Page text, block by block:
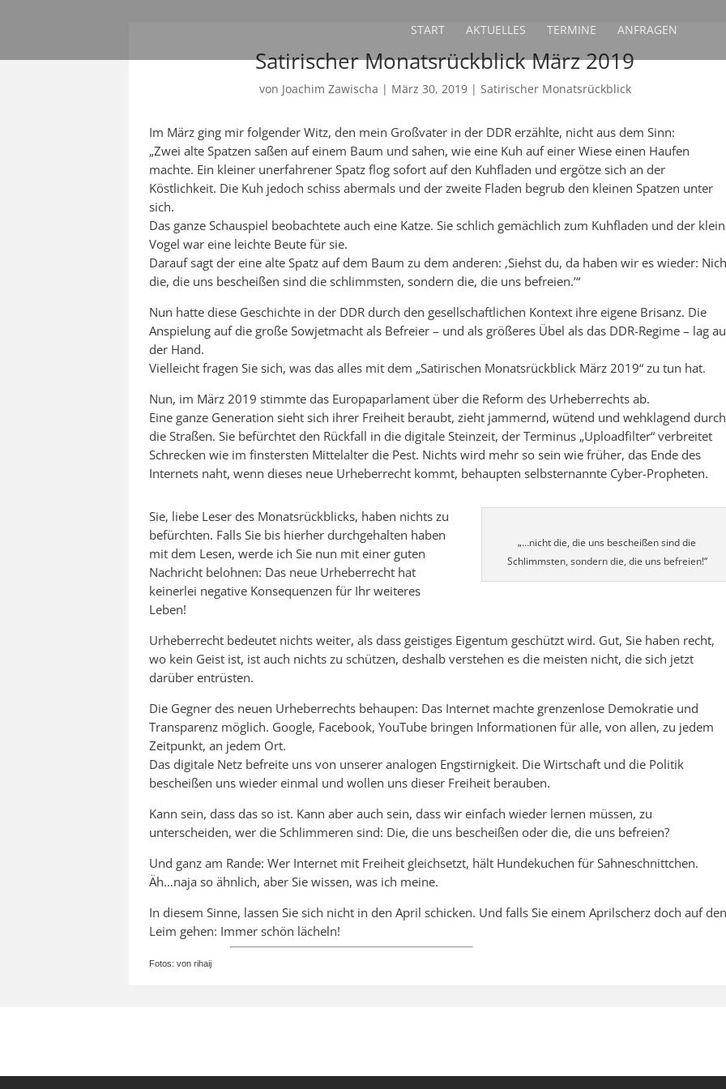
START AKTUELLES TERMINE ANFRAGEN
Satirischer Monatsrückblick März 2019
von Joachim Zawischa | März 30, 2019| Satirischer Monatsrückblick
Im März ging mir folgender Witz, den mein Großvater in der DDR erzählte, nicht aus dem Sinn:
„Zwei alte Spatzen saßen auf einem Baum und sahen, wie eine Kuh auf einer Wiese einen Haufen
machte. Ein kleiner unerfahrener Spatz flog sofort auf den Kuhfladen und ergötze sich an der
Köstlichkeit. Die Kuh jedoch schiss abermals und der zweite Fladen begrub den kleinen Spatzen unter
sich.
Das ganze Schauspiel beobachtete auch eine Katze. Sie schlich gemächlich zum Kuhfladen und der
Vogel war eine leichte Beute für sie.
Darauf sagt der eine alte Spatz auf dem Baum zu dem anderen: ‚Siehst du, da haben wir es wieder:
die, die uns bescheißen sind die schlimmsten, sondern die, die uns befreien.’“
Nun hatte diese Geschichte in der DDR durch den gesellschaftlichen Kontext ihre eigene Brisanz. Die
Anspielung auf die große Sowjetmacht als Befreier – und als größeres Übel als das DDR-Regime – lag
der Hand.
Vielleicht fragen Sie sich, was das alles mit dem „Satirischen Monatsrückblick März 2019“ zu tun hat.
Nun, im März 2019 stimmte das Europaparlament über die Reform des Urheberrechts ab.
Eine ganze Generation sieht sich ihrer Freiheit beraubt, zieht jammernd, wütend und wehklagend durch
die Straßen. Sie befürchtet den Rückfall in die digitale Steinzeit, der Terminus „Uploadfilter“ verbreitet
Schrecken wie im finstersten Mittelalter die Pest. Nichts wird mehr so sein wie früher, das Ende des
Internets naht, wenn dieses neue Urheberrecht kommt, behaupten selbsternannte Cyber-Propheten.
„…nicht die, die uns bescheißen sind die
Schlimmsten, sondern die, die uns befreien!“
Sie, liebe Leser des Monatsrückblicks, haben nichts zu
befürchten. Falls Sie bis hierher durchgehalten haben
mit dem Lesen, werde ich Sie nun mit einer guten
Nachricht belohnen: Das neue Urheberrecht hat
keinerlei negative Konsequenzen für Ihr weiteres
Leben!
Urheberrecht bedeutet nichts weiter, als dass geistiges Eigentum geschützt wird. Gut, Sie haben recht,
wo kein Geist ist, ist auch nichts zu schützen, deshalb verstehen es die meisten nicht, die sich jetzt
darüber entrüsten.
Die Gegner des neuen Urheberrechts behaupen: Das Internet machte grenzenlose Demokratie und
Transparenz möglich. Google, Facebook, YouTube bringen Informationen für alle, von allen, zu jedem
Zeitpunkt, an jedem Ort.
Das digitale Netz befreite uns von unserer analogen Engstirnigkeit. Die Wirtschaft und die Politik
bescheißen uns wieder einmal und wollen uns dieser Freiheit berauben.
Kann sein, dass das so ist. Kann aber auch sein, dass wir einfach wieder lernen müssen, zu
unterscheiden, wer die Schlimmeren sind: Die, die uns bescheißen oder die, die uns befreien?
Und ganz am Rande: Wer Internet mit Freiheit gleichsetzt, hält Hundekuchen für Sahneschnittchen.
Äh…naja so ähnlich, aber Sie wissen, was ich meine.
In diesem Sinne, lassen Sie sich nicht in den April schicken. Und falls Sie einem Aprilscherz doch auf
Leim gehen: Immer schön lächeln!
Fotos: von rihaij